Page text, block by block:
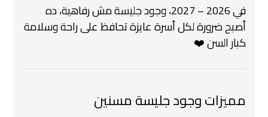
في 2026 – 2027، وجود جليسة مش رفاهية، ده
أصبح ضرورة لكل أسرة عايزة تحافظ على راحة وسلامة
كبار السن ❤️
مميزات وجود جليسة مسنين